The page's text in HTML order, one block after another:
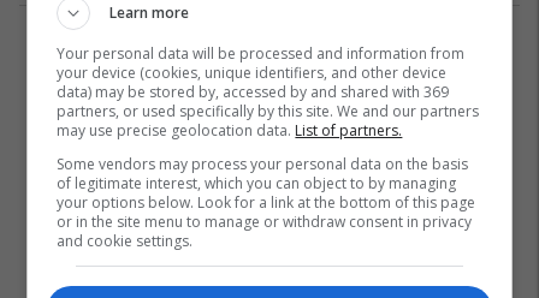
1
Learn more
Your personal data will be processed and information from
your device (cookies, unique identifiers, and other device
data) may be stored by, accessed by and shared with 369
partners, or used specifically by this site. We and our partners
may use precise geolocation data. List of partners.
Some vendors may process your personal data on the basis
of legitimate interest, which you can object to by managing
your options below. Look for a link at the bottom of this page
or in the site menu to manage or withdraw consent in privacy
and cookie settings.